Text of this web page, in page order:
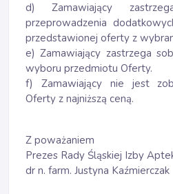
d) Zamawiający
przeprowadzenia
przedstawionej oferty z
e) Zamawiający zastrzega
wyboru przedmiotu Oferty.
f) Zamawiający nie jest
Oferty z najniższą ceną.
Z poważaniem
Prezes Rady Śląskiej Izby
dr n. farm. Justyna Kaźmierczak